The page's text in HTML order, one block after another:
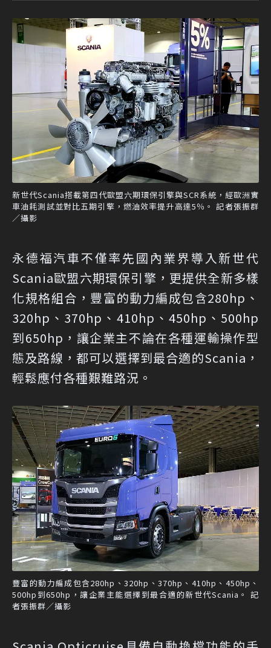
新世代Scania搭載第四代歐盟六期環保引擎與SCR系統，經歐洲實
車油耗測試並對比五期引擎，燃油效率提升高達5％。 記者張振群
／攝影
永德福汽車不僅率先國內業界導入新世代
Scania歐盟六期環保引擎，更提供全新多樣
化規格組合，豐富的動力編成包含280hp、
320hp、370hp、410hp、450hp、500hp
到650hp，讓企業主不論在各種運輸操作型
態及路線，都可以選擇到最合適的Scania，
輕鬆應付各種艱難路況。
豐富的動力編成包含280hp、320hp、370hp、410hp、450hp、
500hp到650hp，讓企業主能選擇到最合適的新世代Scania。 記
者張振群／攝影